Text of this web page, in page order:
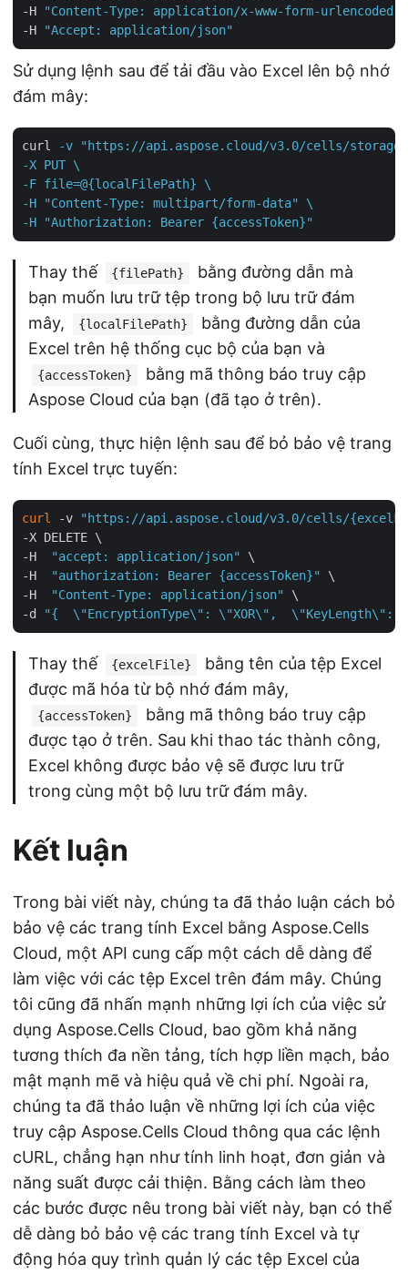
-H
"Content-Type: application/x-www-form-urlencoded"
-H
"Accept: application/json"
Sử dụng lệnh sau để tải đầu vào Excel lên bộ nhớ
đám mây:
curl
-v "https://api.aspose.cloud/v3.0/cells/
-X PUT \
-F file=@{localFilePath} \
-H "Content-Type: multipart/form-data" \
-H "Authorization: Bearer {accessToken}"
Thay thế {filePath}
bằng đường dẫn mà
bạn muốn lưu trữ tệp trong bộ lưu trữ đám
mây,
{localFilePath}
bằng đường dẫn của
Excel trên hệ thống cục bộ của bạn và
{accessToken}
bằng mã thông báo truy cập
Aspose Cloud của bạn (đã tạo ở trên).
Cuối cùng, thực hiện lệnh sau để bỏ bảo vệ trang
tính Excel trực tuyến:
curl -v
"https://api.aspose.cloud/v3.0/cells/
-X DELETE \
-H
"accept: application/json"
\
-H
"authorization: Bearer {accessToken}"
\
-H
"Content-Type: application/json"
\
-d
"{  \"EncryptionType\": \"XOR\",  \"KeyLength\":
Thay thế {excelFile}
bằng tên của tệp Excel
được mã hóa từ bộ nhớ đám mây,
{accessToken}
bằng mã thông báo truy cập
được tạo ở trên. Sau khi thao tác thành công,
Excel không được bảo vệ sẽ được lưu trữ
trong cùng một bộ lưu trữ đám mây.
Kết luận
Trong bài viết này, chúng ta đã thảo luận cách bỏ
bảo vệ các trang tính Excel bằng Aspose.Cells
Cloud, một API cung cấp một cách dễ dàng để
làm việc với các tệp Excel trên đám mây. Chúng
tôi cũng đã nhấn mạnh những lợi ích của việc sử
dụng Aspose.Cells Cloud, bao gồm khả năng
tương thích đa nền tảng, tích hợp liền mạch, bảo
mật mạnh mẽ và hiệu quả về chi phí. Ngoài ra,
chúng ta đã thảo luận về những lợi ích của việc
truy cập Aspose.Cells Cloud thông qua các lệnh
cURL, chẳng hạn như tính linh hoạt, đơn giản và
năng suất được cải thiện. Bằng cách làm theo
các bước được nêu trong bài viết này, bạn có thể
dễ dàng bỏ bảo vệ các trang tính Excel và tự
động hóa quy trình quản lý các tệp Excel của